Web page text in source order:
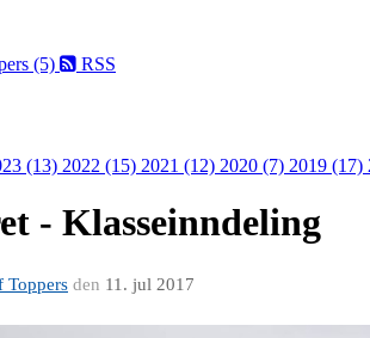
(5) RSS
(13) 2022 (15) 2021 (12) 2020 (7) 2019 (17)
- Klasseinndeling
Toppers den 11. jul 2017